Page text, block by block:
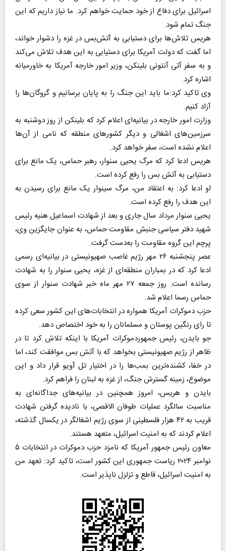
اسرائیل برای دفاع از خود حمایت خواهم کرد. ما نیاز داریم که این
جنگ تمام شود.
هریس تلاش‌ها برای دستیابی به آتش‌بس در غزه را دشوار خواند،
اما گفت که دولت آمریکا برای دستیابی به این هدف تلاش می‌کند
و به سفر آتی آنتونی بلینکن، وزیر امور خارجه آمریکا به خاورمیانه
اشاره کرد.
وی تاکید کرد:ما باید این جنگ را به پایان برسانیم و گروگان‌ها را
آزاد کنیم.
وزارت امور خارجه در بیانیه‌ای اعلام کرد که بلینکن از روز دوشنبه به
سرزمین‌های اشغالی و دیگر کشور‌های منطقه که نامی از آن‌ها
اعلام نشده است، سفر خواهد کرد.
هریس ادعا کرد که مرگ یحیی سنوار، رهبر حماس، یک مانع برای
دستیابی به آتش بس را رفع کرده است.
او ادعا کرد: به اعتقاد من، مرگ سینوار یک مانع برای رسیدن به
این هدف را رفع کرده است.
یحیی سنوار مرداد سال جاری و بعد از شهادت اسماعیل هنیه رئیس
شهید دفتر سیاسی جنبش مقاومت حماس، به عنوان جایگزین وی،
پرچم این گروه مقاومت را به‌دست گرفت.
عصر پنجشنبه ۲۶ مهر رژیم غاصب صهیونیستی در بیانیه‌ای رسمی
ادعا کرد که در بمباران منطقه‌ای از غزه، یحیی سنوار را به شهادت
رسانده است. روز جمعه ۲۷ مهر ماه خبر شهادت سنوار از سوی
حماس رسما اعلام شد.
حزب دموکرات آمریکا همواره در انتخابات‌های این کشور سعی کرده
تا رای رنگین پوستان و مسلمانان را به خود اختصاص دهد.
جو بایدن، رئیس جمهوردموکرات آمریکا با اینکه تلاش کرد تا در
ظاهر از رژیم صهیونیستی بخواهد که با آتش بس موافقت کند، اما
در خفا، کشنده‌ترین بمب‌ها را در اختیار تل آویو قرار داد و این
موضوع، زمینه گسترش جنگ، از غزه به لبنان را فراهم کرد.
بایدن و هریس، امروز همچنین در بیانیه‌های جداگانه‌ای به
مناسبت سالگرد عملیات طوفان الاقصی، با نادیده گرفتن شهادت
قریب به ۴۲ هزار فلسطینی از سوی رژیم اشغالگر در یکسال گذشته،
اعلام کردند که به امنیت اسرائیل، متعهد هستند.
معاون رئیس جمهور آمریکا که نامزد حزب دموکرات در انتخابات ۵
نوامبر ۲۰۲۴ ریاست جمهوری این کشور است، تاکید کرد: تعهد من
به امنیت اسرائیل، قاطع و تزلزل ناپذیر است.